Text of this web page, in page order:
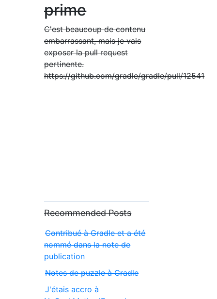
prime
C'est beaucoup de contenu
embarrassant, mais je vais
exposer la pull request
pertinente.
https://github.com/gradle/gradle/pull/12541
Recommended Posts
Contribué à Gradle et a été
nommé dans la note de
publication
Notes de puzzle à Gradle
J'étais accro à